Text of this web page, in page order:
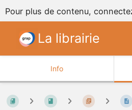
Pour plus de contenu,
La librairie
Info